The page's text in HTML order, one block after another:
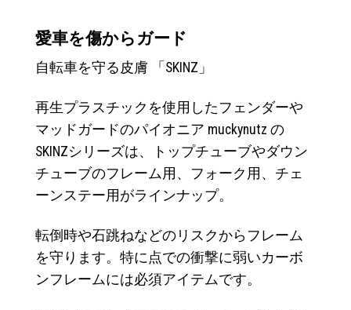
愛車を傷からガード
自転車を守る皮膚 「SKINZ」
再生プラスチックを使用したフェンダーや
マッドガードのパイオニア muckynutz の
SKINZシリーズは、トップチューブやダウン
チューブのフレーム用、フォーク用、チェ
ーンステー用がラインナップ。
転倒時や石跳ねなどのリスクからフレーム
を守ります。特に点での衝撃に弱いカーボ
ンフレームには必須アイテムです。